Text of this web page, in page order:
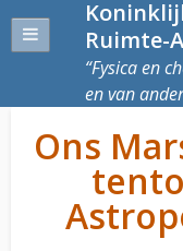
Ruimte-
Fysica en
en van
Ons